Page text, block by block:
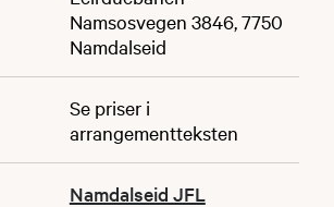
Namsosvegen 3846, 7750
Namdalseid
Se priser i
arrangementteksten
Namdalseid JFL